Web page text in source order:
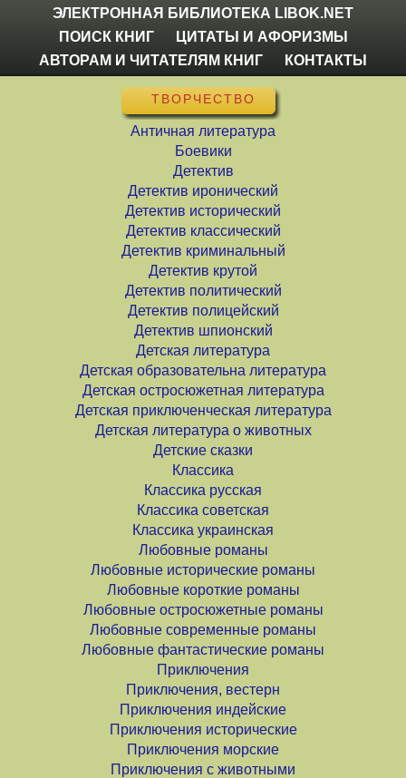
ЭЛЕКТРОННАЯ БИБЛИОТЕКА LIBOK.NET
ПОИСК КНИГ
ЦИТАТЫ И АФОРИЗМЫ
АВТОРАМ И ЧИТАТЕЛЯМ КНИГ
КОНТАКТЫ
ТВОРЧЕСТВО
Античная литература
Боевики
Детектив
Детектив иронический
Детектив исторический
Детектив классический
Детектив криминальный
Детектив крутой
Детектив политический
Детектив полицейский
Детектив шпионский
Детская литература
Детская образовательна литература
Детская остросюжетная литература
Детская приключенческая литература
Детская литература о животных
Детские сказки
Классика
Классика русская
Классика советская
Классика украинская
Любовные романы
Любовные исторические романы
Любовные короткие романы
Любовные остросюжетные романы
Любовные современные романы
Любовные фантастические романы
Приключения
Приключения, вестерн
Приключения индейские
Приключения исторические
Приключения морские
Приключения с животными